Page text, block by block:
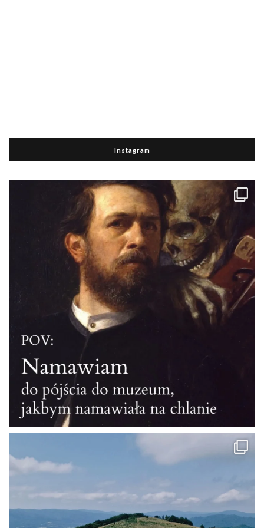
Instagram